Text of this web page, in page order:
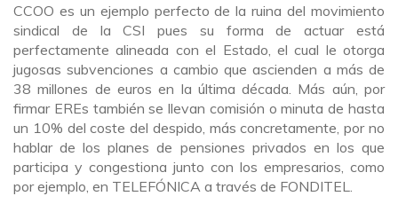
CCOO es un ejemplo perfecto de la ruina del movimiento
sindical de la CSI pues su forma de actuar está
perfectamente alineada con el Estado, el cual le otorga
jugosas subvenciones a cambio que ascienden a más de
38 millones de euros en la última década. Más aún, por
firmar EREs también se llevan comisión o minuta de hasta
un 10% del coste del despido, más concretamente, por no
hablar de los planes de pensiones privados en los que
participa y congestiona junto con los empresarios, como
por ejemplo, en TELEFÓNICA a través de FONDITEL.